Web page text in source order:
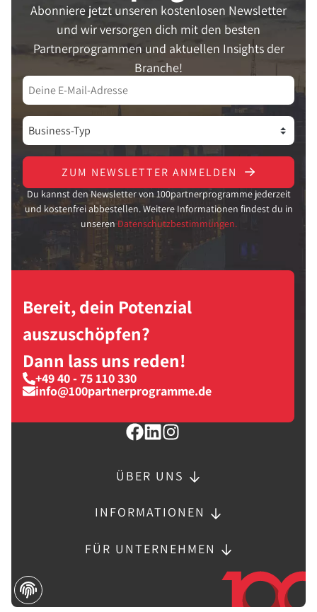
Abonniere jetzt unseren kostenlosen Newsletter
und wir versorgen dich mit den besten
Partnerprogrammen und aktuellen Insights der
Branche!
ZUM NEWSLETTER ANMELDEN
Du kannst den Newsletter von 100partnerprogramme jederzeit
und kostenfrei abbestellen. Weitere Informationen findest du in
unseren Datenschutzbestimmungen.
Bereit, dein Potenzial
auszuschöpfen?
Dann lass uns reden!
+49 40 - 75 110 330
info@100partnerprogramme.de
ÜBER UNS
INFORMATIONEN
FÜR UNTERNEHMEN